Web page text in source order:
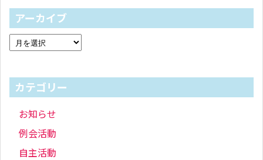
アーカイブ
カテゴリー
お知らせ
例会活動
自主活動